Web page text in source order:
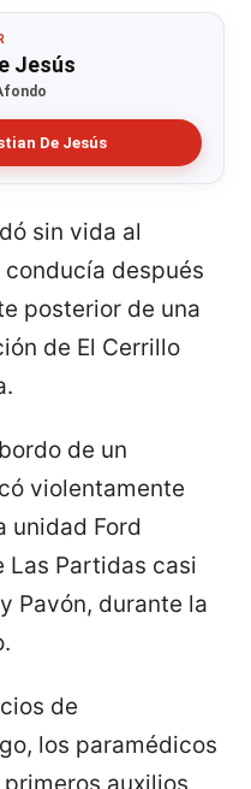
Jesús
De Jesús
sin vida al
después
posterior de una
de El Cerrillo
de un
violentamente
unidad Ford
Las Partidas casi
Pavón, durante la
de
los paramédicos
auxilios